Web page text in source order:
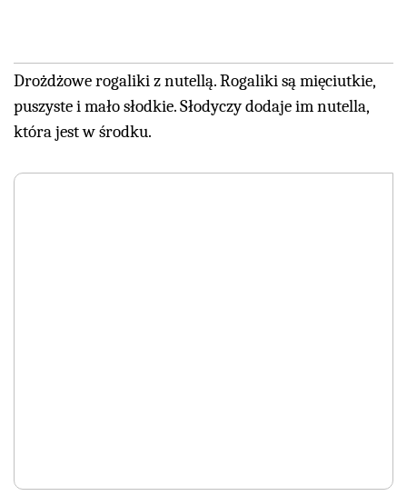
Drożdżowe rogaliki z nutellą. Rogaliki są mięciutkie,
puszyste i mało słodkie. Słodyczy dodaje im nutella,
która jest w środku.